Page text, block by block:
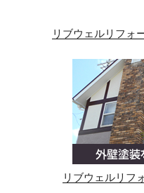
リブウェルリフォ
リブウェルリフ